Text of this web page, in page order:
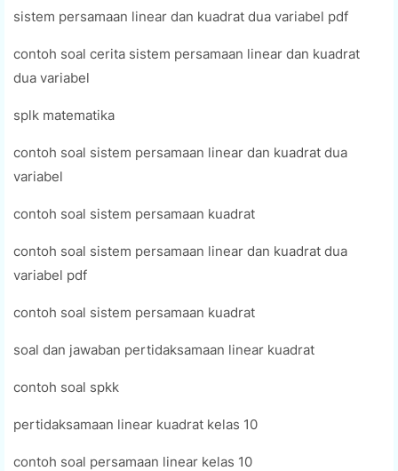
sistem persamaan linear dan kuadrat dua variabel pdf
contoh soal cerita sistem persamaan linear dan kuadrat
dua variabel
splk matematika
contoh soal sistem persamaan linear dan kuadrat dua
variabel
contoh soal sistem persamaan kuadrat
contoh soal sistem persamaan linear dan kuadrat dua
variabel pdf
contoh soal sistem persamaan kuadrat
soal dan jawaban pertidaksamaan linear kuadrat
contoh soal spkk
pertidaksamaan linear kuadrat kelas 10
contoh soal persamaan linear kelas 10